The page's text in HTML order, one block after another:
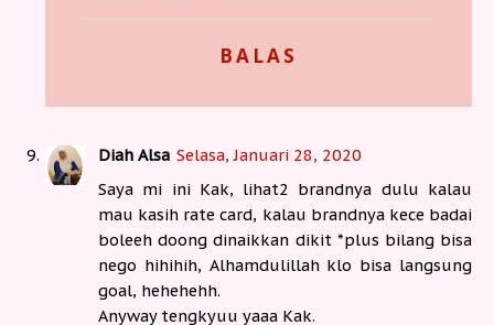
BALAS
Diah Alsa Selasa, Januari 28, 2020
Saya mi ini Kak, lihat2 brandnya dulu kalau
mau kasih rate card, kalau brandnya kece badai
boleeh doong dinaikkan dikit *plus bilang bisa
nego hihihih, Alhamdulillah klo bisa langsung
goal, hehehehh.
Anyway tengkyuu yaaa Kak.